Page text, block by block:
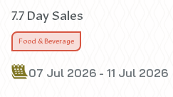
7.7 Day Sales
Food & Beverage
07 Jul 2026 - 11 Jul 2026